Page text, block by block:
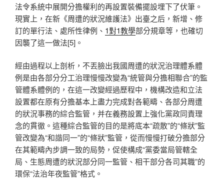
法令系統中展開分擔權利的再設置裝備擺設埋下了伏筆。
現實上，在新《周遭的狀況維護法》出臺之后，新增、修
訂的單行法、處所性律例、 1對1教學部分規章等，也確切
因襲了這一做法[5]。
經由過程以上剖析，不丟臉出我國周遭的狀況治理體系體
例是由各部分分工治理慢慢改變為“統管與分擔相聯合”的監
管體系體例的，在這一改變經過歷程中，機構改造和立法
設置都在原有分擔基本上盡力完成對各範疇、各部分周遭
的狀況事務的綜合監管，并在義務設置上強化黨政同責理
念的貫徹。這種綜合監管的目的是將底本“疏散”的“條狀”監
管改變為“和諧同一”的“條狀”監管，從而慢慢打破分擔部分
在其範疇內步調一致的局勢，促使構成“黨委當局管轄全
局、生態周遭的狀況部分同一監管、相干部分各司其職”的
環保“法治年夜監管”格式。